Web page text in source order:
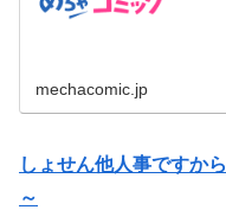
mechacomic.jp
しょせん他人事ですか
～